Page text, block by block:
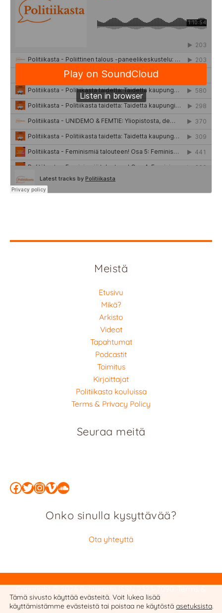
Meistä
Etusivu
Mikä?
Arkisto
Videot
Tapahtumat
Podcastit
Toimitus
Kirjoittajat
Politiikasta kouluissa
Terms & Privacy Policy
Seuraa meitä
Facebook
Twitter
Instagram
Vimeo
SoundCloud
Onko sinulla kysyttävää?
Ota yhteyttä
Privacy Policy
Tämä sivusto käyttää evästeitä. Voit lukea lisää
käyttämistämme evästeistä tai poistaa ne käytöstä asetuksista.